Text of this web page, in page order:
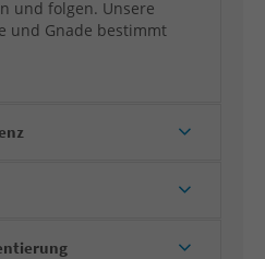
und folgen. Unsere
und Gnade bestimmt